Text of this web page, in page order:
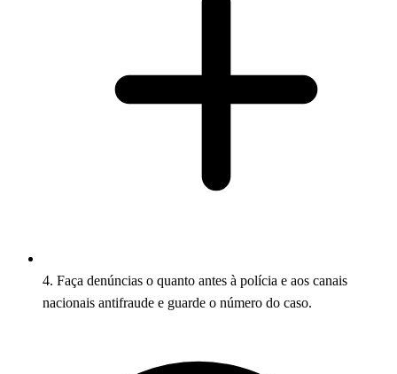
4. Faça denúncias o quanto antes à polícia e aos canais
nacionais antifraude e guarde o número do caso.